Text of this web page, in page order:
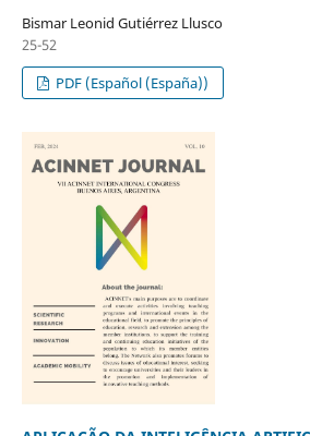
Bismar Leonid Gutiérrez Llusco
25-52
PDF (Español (España))